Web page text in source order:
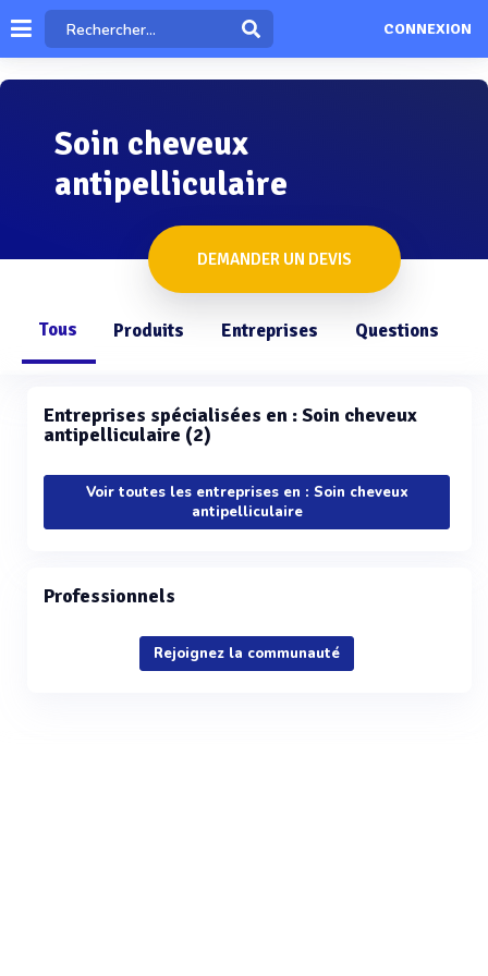
CONNEXION
Soin cheveux
antipelliculaire
DEMANDER UN DEVIS
Tous Produits Entreprises Questions
Entreprises spécialisées en : Soin cheveux
antipelliculaire (2)
Voir toutes les entreprises en : Soin cheveux
antipelliculaire
Professionnels
Rejoignez la communauté